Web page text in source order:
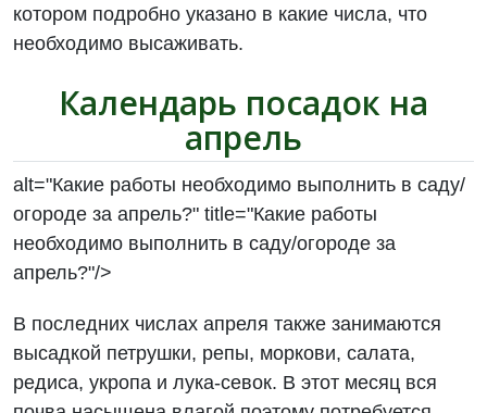
котором подробно указано в какие числа, что
необходимо высаживать.
Календарь посадок на
апрель
alt="Какие работы необходимо выполнить в саду/
огороде за апрель?" title="Какие работы
необходимо выполнить в саду/огороде за
апрель?"/>
В последних числах апреля также занимаются
высадкой петрушки, репы, моркови, салата,
редиса, укропа и лука-севок. В этот месяц вся